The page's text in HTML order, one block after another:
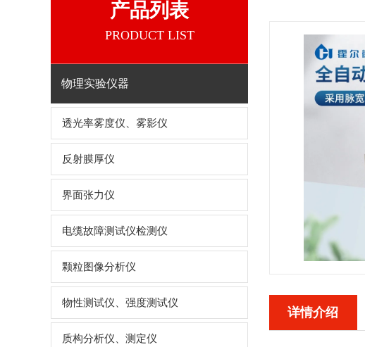
产品列表
PRODUCT LIST
物理实验仪器
透光率雾度仪、雾影仪
反射膜厚仪
界面张力仪
电缆故障测试仪检测仪
颗粒图像分析仪
物性测试仪、强度测试仪
质构分析仪、测定仪
详情介绍